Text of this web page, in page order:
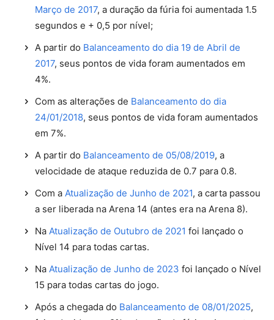
Março de 2017, a duração da fúria foi aumentada 1.5
segundos e + 0,5 por nível;
A partir do Balanceamento do dia 19 de Abril de
2017, seus pontos de vida foram aumentados em
4%.
Com as alterações de Balanceamento do dia
24/01/2018, seus pontos de vida foram aumentados
em 7%.
A partir do Balanceamento de 05/08/2019, a
velocidade de ataque reduzida de 0.7 para 0.8.
Com a Atualização de Junho de 2021, a carta passou
a ser liberada na Arena 14 (antes era na Arena 8).
Na Atualização de Outubro de 2021 foi lançado o
Nível 14 para todas cartas.
Na Atualização de Junho de 2023 foi lançado o Nível
15 para todas cartas do jogo.
Após a chegada do Balanceamento de 08/01/2025,